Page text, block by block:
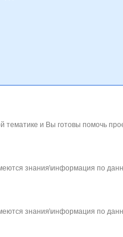
и Вы готовы помочь
знания\информация по
знания\информация по